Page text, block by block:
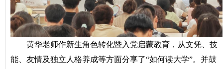
黄华老师作新生角色转化暨入党启蒙教育，从文凭、技
能、友情及独立人格养成等方面分享了“如何读大学”。并鼓